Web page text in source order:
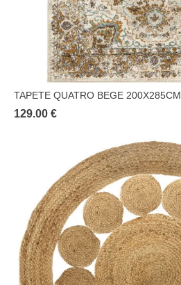
TAPETE QUATRO BEGE 200X285CM
129.00 €